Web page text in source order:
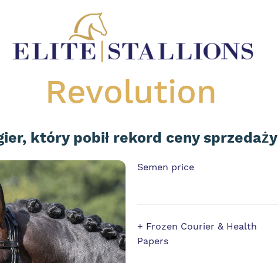
Revolution
który pobił rekord ceny sprzedaży
Semen price
+ Frozen Courier & Health
Papers